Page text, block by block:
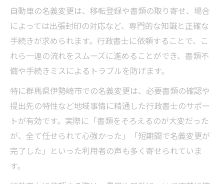
平日忙しい方も安心の行政書士による手続き代
行
行政書士代行で平日に時間を作る方法
行政書士の手続き代行で負担を軽減する
行政書士へ依頼すれば平日窓口も不要に
行政書士が実現するワンストップサポート
行政書士への相談でスケジュール管理も安
心
行政書士利用なら手間削減と正確な申請が実現
行政書士が行う正確な申請手続きの流れ
自動車の名義変更は、移転登録や書類の取り寄せ、場合
によっては出張封印の対応など、専門的な知識と正確な
手続きが求められます。行政書士に依頼することで、こ
れら一連の流れをスムーズに進めることができ、書類不
備や手続きミスによるトラブルを防げます。
特に群馬県伊勢崎市での名義変更は、必要書類の確認や
提出先の特性など地域事情に精通した行政書士のサポー
トが有効です。実際に「書類をそろえるのが大変だった
が、全て任せられて心強かった」「短期間で名義変更が
完了した」といった利用者の声も多く寄せられていま
す。